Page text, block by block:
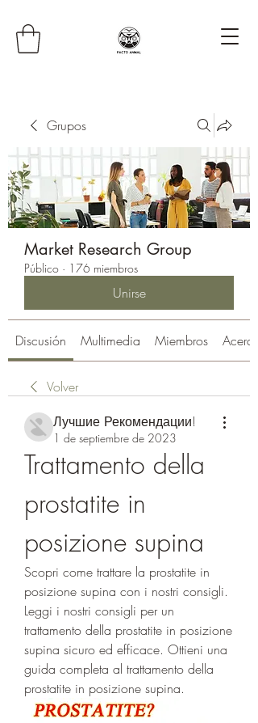
Grupos
Market Research Group
Público · 176 miembros
Unirse
Discusión Multimedia Miembros Acerca
Volver
Лучшие Рекомендации!
1 de septiembre de 2023
Trattamento della
prostatite in
posizione supina
Scopri come trattare la prostatite in
posizione supina con i nostri consigli.
Leggi i nostri consigli per un
trattamento della prostatite in posizione
supina sicuro ed efficace. Ottieni una
guida completa al trattamento della
prostatite in posizione supina.